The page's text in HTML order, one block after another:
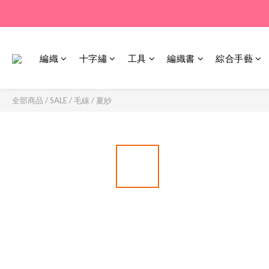
編織 十字繡 工具 編織書 綜合手藝
全部商品 /SALE/毛線 / 夏紗